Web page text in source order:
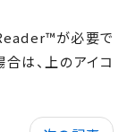
が必要で
は、上のアイコ